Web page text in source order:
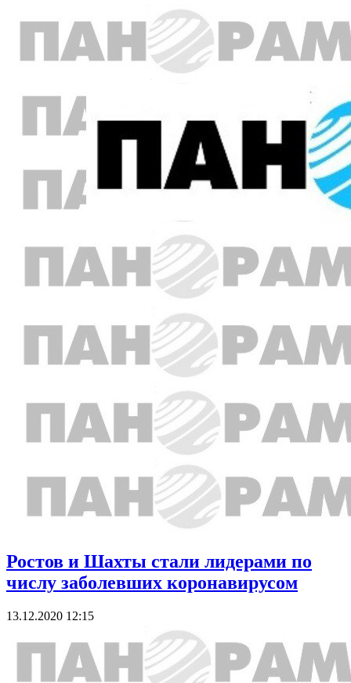
Ростов и Шахты стали лидерами по
числу заболевших коронавирусом
13.12.2020 12:15